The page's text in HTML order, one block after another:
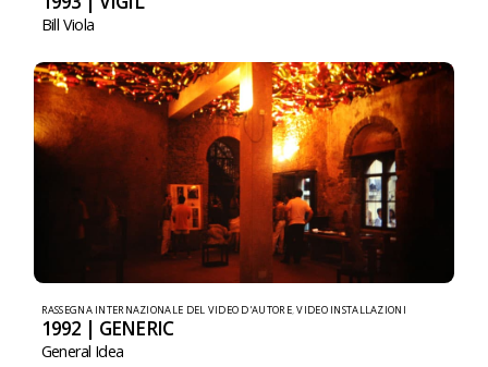
Bill Viola
RASSEGNA INTERNAZIONALE DEL VIDEO D'AUTORE,VIDEO INSTALLAZIONI
1992 | GENERIC
General Idea